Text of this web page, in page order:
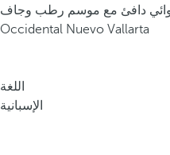
دافئ مع موسم رطب وجاف
Occidental Nuevo Vallarta
اللغة
الإسبانية